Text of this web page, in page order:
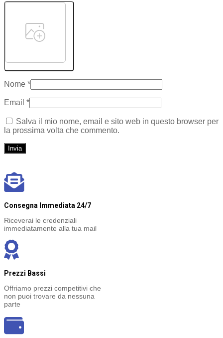
Nome *
Email *
Salva il mio nome, email e sito web in questo browser per
la prossima volta che commento.
Consegna Immediata 24/7
Riceverai le credenziali
immediatamente alla tua mail
Prezzi Bassi
Offriamo prezzi competitivi che
non puoi trovare da nessuna
parte